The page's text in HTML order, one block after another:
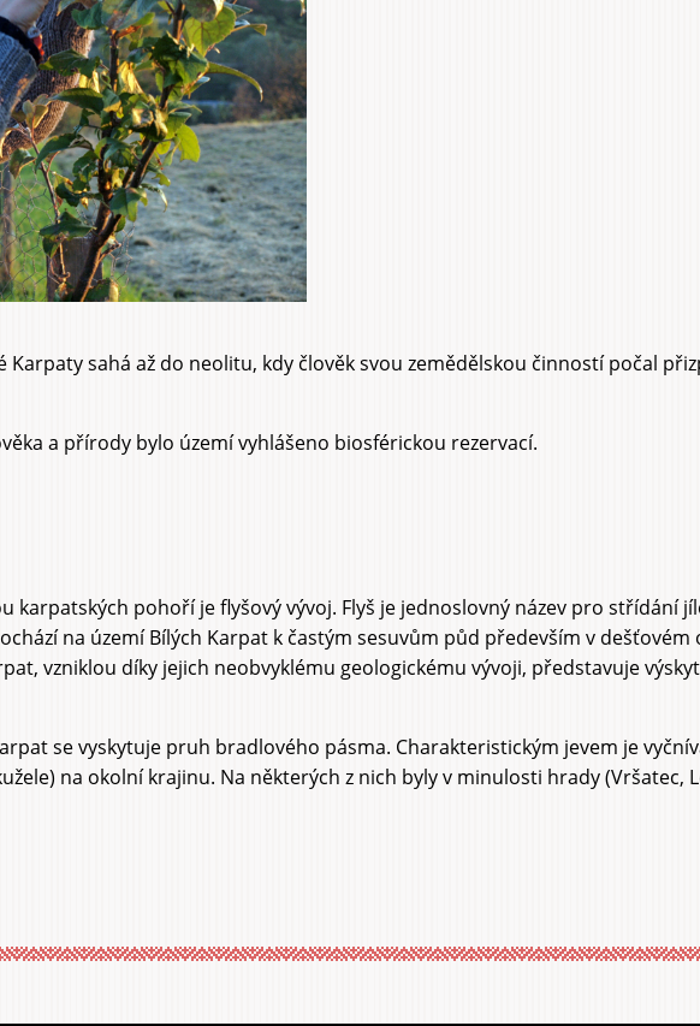
Karpaty sahá až do neolitu, kdy člověk svou zemědělskou činností počal
a přírody bylo území vyhlášeno biosférickou rezervací.
karpatských pohoří je flyšový vývoj. Flyš je jednoslovný název pro střídání
na území Bílých Karpat k častým sesuvům půd především v dešťovém
vzniklou díky jejich neobvyklému geologickému vývoji, představuje
se vyskytuje pruh bradlového pásma. Charakteristickým jevem je
na okolní krajinu. Na některých z nich byly v minulosti hrady (Vršatec,